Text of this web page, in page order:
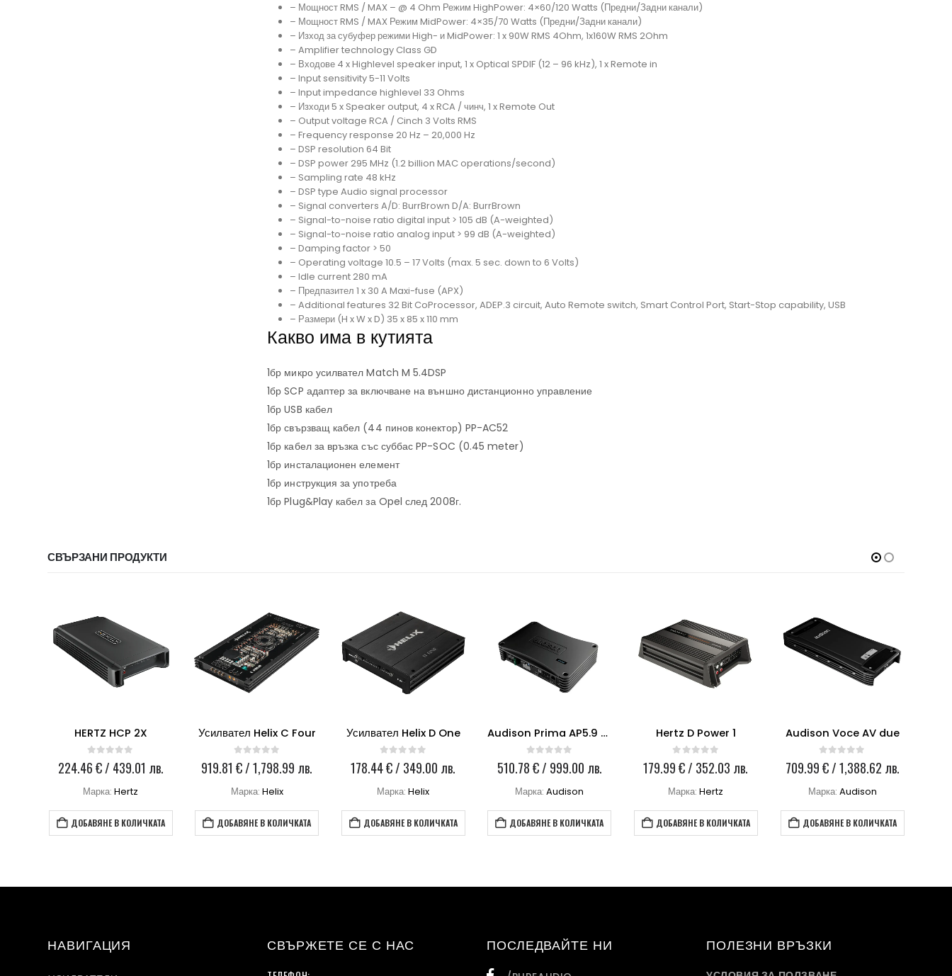
– Мощност RMS / MAX – @ 4 Ohm Режим HighPower: 4×60/120 Watts (Предни/Задни канали)
– Мощност RMS / MAX Режим MidPower: 4×35/70 Watts (Предни/Задни канали)
– Изход за субуфер режими High- и MidPower: 1 x 90W RMS 4Ohm, 1x160W RMS 2Ohm
– Amplifier technology Class GD
– Входове 4 x Highlevel speaker input, 1 x Optical SPDIF (12 – 96 kHz), 1 x Remote in
– Input sensitivity 5-11 Volts
– Input impedance highlevel 33 Ohms
– Изходи 5 x Speaker output, 4 x RCA / чинч, 1 x Remote Out
– Output voltage RCA / Cinch 3 Volts RMS
– Frequency response 20 Hz – 20,000 Hz
– DSP resolution 64 Bit
– DSP power 295 MHz (1.2 billion MAC operations/second)
– Sampling rate 48 kHz
– DSP type Audio signal processor
– Signal converters A/D: BurrBrown D/A: BurrBrown
– Signal-to-noise ratio digital input > 105 dB (A-weighted)
– Signal-to-noise ratio analog input > 99 dB (A-weighted)
– Damping factor > 50
– Operating voltage 10.5 – 17 Volts (max. 5 sec. down to 6 Volts)
– Idle current 280 mA
– Предпазител 1 x 30 A Maxi-fuse (APX)
– Additional features 32 Bit CoProcessor, ADEP.3 circuit, Auto Remote switch, Smart Control Port, Start-Stop capability, USB
– Размери (H x W x D) 35 x 85 x 110 mm
Какво има в кутията
1бр микро усилвател Match M 5.4DSP
1бр SCP адаптер за включване на външно дистанционно управление
1бр USB кабел
1бр свързващ кабел (44 пинов конектор) PP-AC52
1бр кабел за връзка със суббас PP-SOC (0.45 meter)
1бр инсталационен елемент
1бр инструкция за употреба
1бр Plug&Play кабел за Opel след 2008г.
СВЪРЗАНИ ПРОДУКТИ
HERTZ HCP 2X
0 out of 5
224.46€/ 439.01 лв.
Марка:Hertz
ДОБАВЯНЕ В КОЛИЧКАТА
Усилвател Helix C Four
0out of 5
919.81€/ 1,798.99 лв.
Марка: Helix
ДОБАВЯНЕ В КОЛИЧКАТА
Усилвател Helix D One
0 out of 5
178.44€/ 349.00 лв.
Марка:Helix
ДОБАВЯНЕ В КОЛИЧКАТА
Audison Prima AP5.9 bit
0 out of 5
510.78€/ 999.00 лв.
Марка:Audison
ДОБАВЯНЕ В КОЛИЧКАТА
Hertz D Power 1
0 out of 5
179.99€/ 352.03 лв.
Марка:Hertz
ДОБАВЯНЕ В КОЛИЧКАТА
Audison Voce AV due
0out of 5
709.99€/ 1,388.62 лв.
Марка: Audison
ДОБАВЯНЕ В КОЛИЧКАТА
НАВИГАЦИЯ СВЪРЖЕТЕ СЕ С НАС ПОСЛЕДВАЙТЕ НИ ПОЛЕЗНИ ВРЪЗКИ